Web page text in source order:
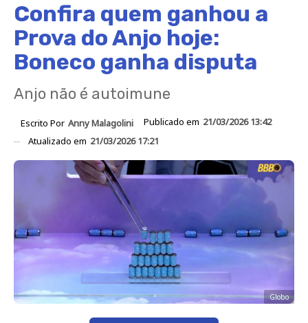
Confira quem ganhou a
Prova do Anjo hoje:
Boneco ganha disputa
Anjo não é autoimune
Escrito Por Anny Malagolini Publicado em 21/03/2026 13:42
Atualizado em 21/03/2026 17:21
Globo